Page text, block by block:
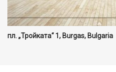
пл. „Тройката“ 1, Burgas, Bulgaria